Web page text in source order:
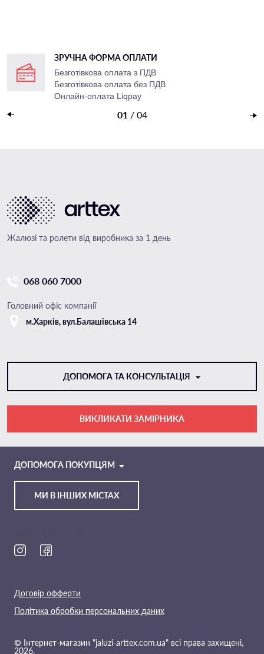
ЗРУЧНА ФОРМА ОПЛАТИ
Безготівкова оплата з ПДВ
Безготівкова оплата без ПДВ
Онлайн-оплата Liqpay
01 / 04
Жалюзі та ролети від виробника за 1 день
068 060 7000
Головний офіс компанії
м.Харкiв, вул.Балашівська 14
ДОПОМОГА ТА КОНСУЛЬТАЦІЯ
TELEGRAM
ВИКЛИКАТИ ЗАМІРНИКА
МИ В ІНШИХ МІСТАХ
ДОПОМОГА ПОКУПЦЯМ
© Інтернет-магазин "jaluzi-arttex.com.ua" всі права захищені,
2026.
Договір офферти
Політика обробки персональних даних